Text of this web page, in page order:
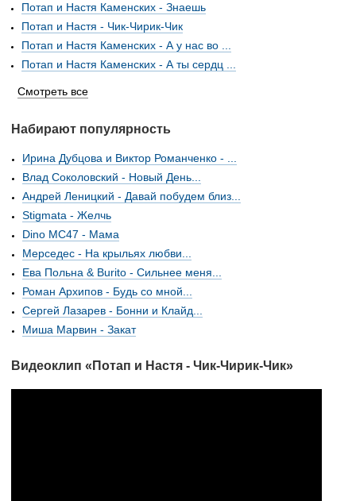
Потап и Настя Каменских - Знаешь
Потап и Настя - Чик-Чирик-Чик
Потап и Настя Каменских - А у нас во ...
Потап и Настя Каменских - А ты сердц ...
Смотреть все
Набирают популярность
Ирина Дубцова и Виктор Романченко - ...
Влад Соколовский - Новый День...
Андрей Леницкий - Давай побудем близ...
Stigmata - Желчь
Dino MC47 - Мама
Мерседес - На крыльях любви...
Ева Польна & Burito - Сильнее меня...
Роман Архипов - Будь со мной...
Сергей Лазарев - Бонни и Клайд...
Миша Марвин - Закат
Видеоклип «Потап и Настя - Чик-Чирик-Чик»